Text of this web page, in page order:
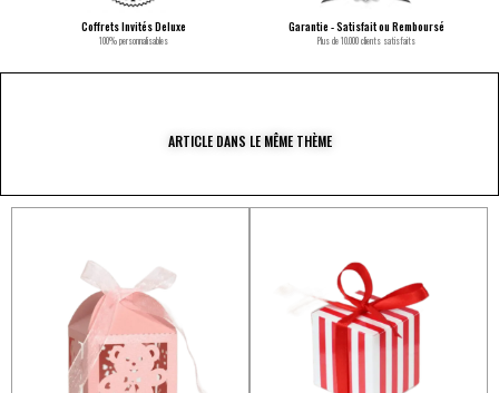
Coffrets Invités Deluxe
100% personnalisables
Garantie - Satisfait ou Remboursé
Plus de 10.000 clients satisfaits
ARTICLE DANS LE MÊME THÈME